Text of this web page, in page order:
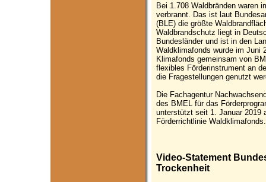
Bei 1.708 Waldbränden waren
verbrannt. Das ist laut
(BLE) die größte
Waldbrandschutz liegt in
Bundesländer und ist in den
Waldklimafonds wurde im Juni
Klimafonds gemeinsam von
flexibles Förderinstrument an
die Fragestellungen genutzt
Die Fachagentur
des BMEL für das
unterstützt seit 1. Januar 2019
Förderrichtlinie Waldklimafonds.
Video-Statement
Trockenheit